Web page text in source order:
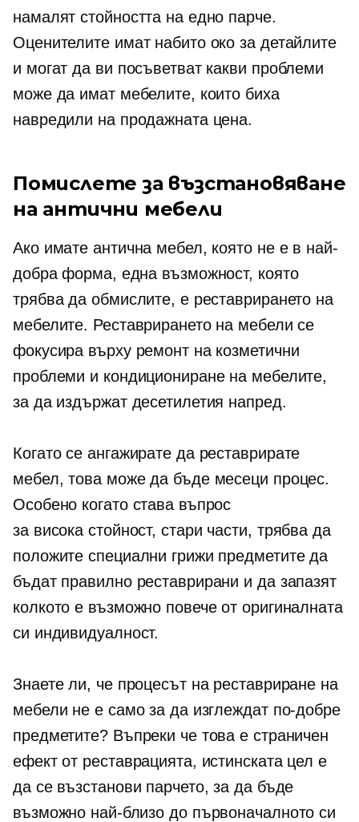
намалят стойността на едно парче.
Оценителите имат набито око за детайлите
и могат да ви посъветват какви проблеми
може да имат мебелите, които биха
навредили на продажната цена.
Помислете за възстановяване
на антични мебели
Ако имате антична мебел, която не е в най-
добра форма, една възможност, която
трябва да обмислите, е реставрирането на
мебелите. Реставрирането на мебели се
фокусира върху ремонт на козметични
проблеми и кондициониране на мебелите,
за да издържат десетилетия напред.
Когато се ангажирате да реставрирате
мебел, това може да бъде месеци процес.
Особено когато става въпрос
за висока стойност, стари части, трябва да
положите специални грижи предметите да
бъдат правилно реставрирани и да запазят
колкото е възможно повече от оригиналната
си индивидуалност.
Знаете ли, че процесът на реставриране на
мебели не е само за да изглеждат по-добре
предметите? Въпреки че това е страничен
ефект от реставрацията, истинската цел е
да се възстанови парчето, за да бъде
възможно най-близо до първоначалното си